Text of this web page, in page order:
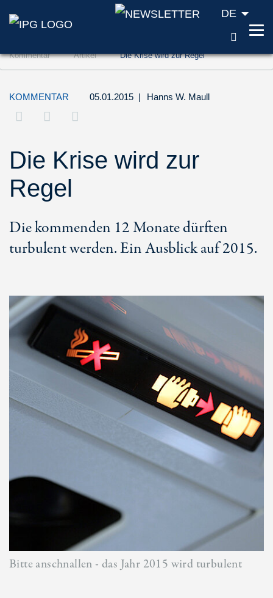
Zum Inhalt springen (Accesskey '1')
Zur Suche springen (Accesskey '2')
Zur Navigation springen (Accesskey '3')
DE
Kommentar Artikel Die Krise wird zur Regel
KOMMENTAR 05.01.2015 | Hanns W. Maull
Die Krise wird zur
Regel
Die kommenden 12 Monate dürften
turbulent werden. Ein Ausblick auf 2015.
Bitte anschnallen - das Jahr 2015 wird turbulent